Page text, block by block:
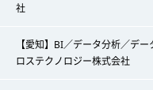
社
【愛知】BI／データ分析／デ
ロステクノロジー株式会社